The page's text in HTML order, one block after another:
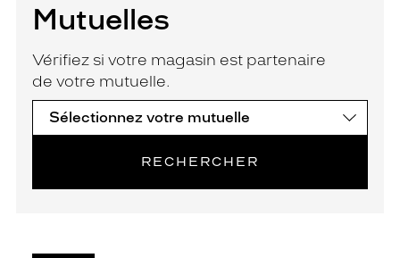
Mutuelles
Vérifiez si votre magasin est partenaire
de votre mutuelle.
RECHERCHER